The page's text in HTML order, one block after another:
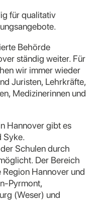
für qualitativ
Behörde
ständig weiter. Für
wir immer wieder
Juristen, Lehrkräfte,
Medizinerinnen und
Hannover gibt es
Syke.
Schulen durch
Der Bereich
Region Hannover und
Pyrmont,
(Weser) und